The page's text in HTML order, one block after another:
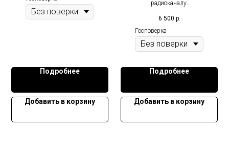
Подробнее
Добавить в корзину
радиоканалу.
6 500 р.
Госповерка
Подробнее
Добавить в корзину